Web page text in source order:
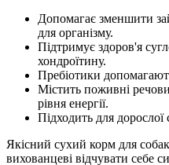
Допомагає зменшити
для організму.
Підтримує здоров'я
хондроїтину.
Пребіотики
Містить поживні
рівня енергії.
Підходить для дорослої
Якісний сухий корм для
вихованцеві відчувати себе